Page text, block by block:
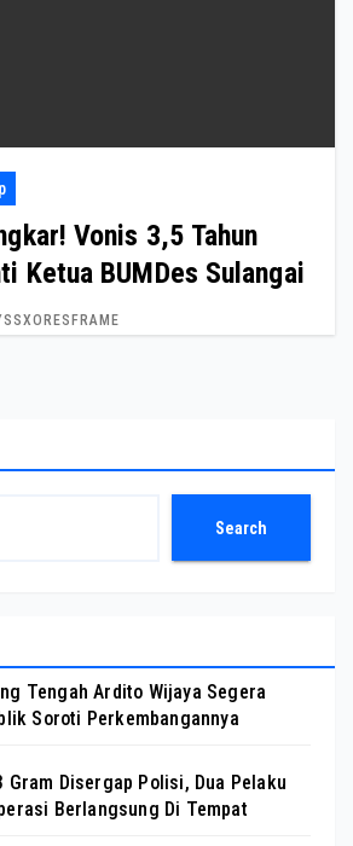
Vonis 3,5 Tahun
Ketua BUMDes Sulangai
Search
Tengah Ardito Wijaya Segera
Soroti Perkembangannya
Gram Disergap Polisi, Dua Pelaku
Berlangsung Di Tempat